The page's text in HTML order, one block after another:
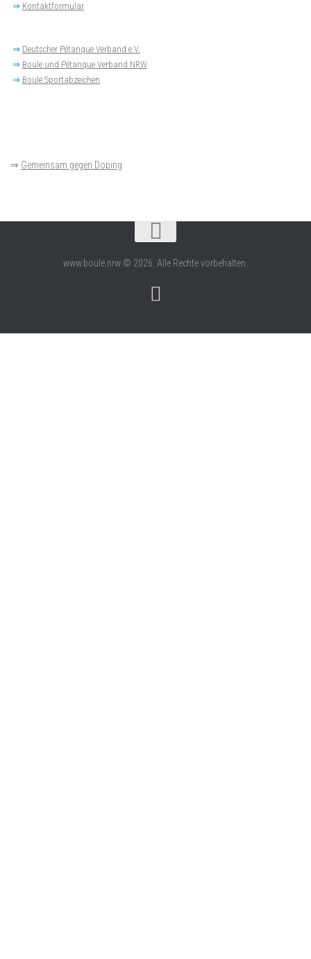
⇒ Kontaktformular
⇒ Deutscher Pétanque Verband e.V.
⇒ Boule und Pétanque Verband NRW
⇒ Boule Sportabzeichen
⇒ Gemeinsam gegen Doping
www.boule.nrw © 2026. Alle Rechte vorbehalten.